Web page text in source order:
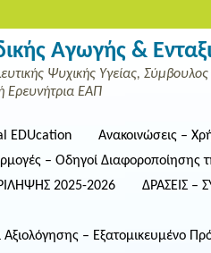
Αγωγής &
Ψυχικής Υγείας,
Ερευνήτρια ΕΑΠ
EDUcation
Ανακοινώσεις –
– Οδηγοί Διαφοροποίησης
2025-2026 ΔΡΑΣΕΙΣ –
Αξιολόγησης – Εξατομικευμένο